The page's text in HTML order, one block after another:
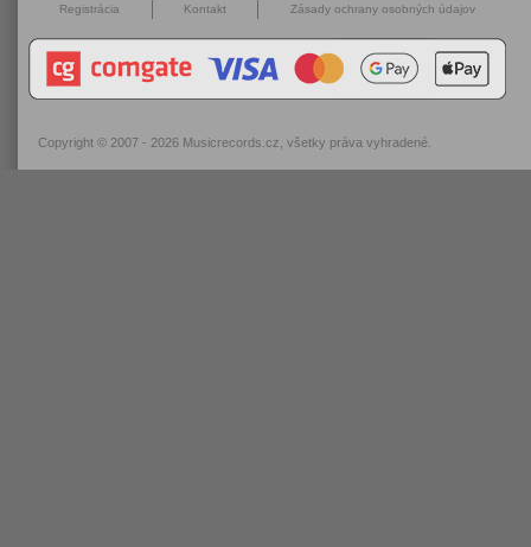
Registrácia Kontakt Zásady ochrany osobných údajov
Copyright © 2007 - 2026 Musicrecords.cz , všetky práva vyhradené.